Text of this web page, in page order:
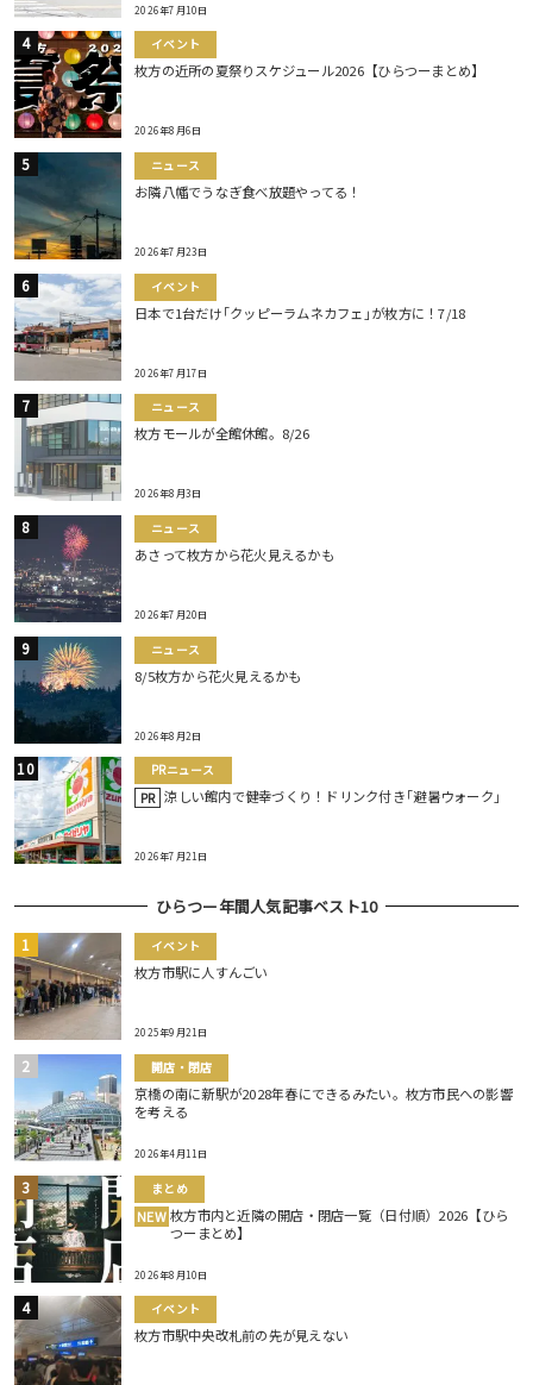
2026年7月10日
イベント
枚方の近所の夏祭りスケジュール2026【ひらつーまとめ】
2026年8月6日
ニュース
お隣八幡でうなぎ食べ放題やってる！
2026年7月23日
イベント
日本で1台だけ｢クッピーラムネカフェ｣が枚方に！7/18
2026年7月17日
ニュース
枚方モールが全館休館。8/26
2026年8月3日
ニュース
あさって枚方から花火見えるかも
2026年7月20日
ニュース
8/5枚方から花火見えるかも
2026年8月2日
PRニュース
PR 涼しい館内で健幸づくり！ドリンク付き｢避暑ウォーク｣
2026年7月21日
ひらつー年間人気記事ベスト10
イベント
枚方市駅に人すんごい
2025年9月21日
開店・閉店
京橋の南に新駅が2028年春にできるみたい。枚方市民への影響
を考える
2026年4月11日
まとめ
NEW 枚方市内と近隣の開店・閉店一覧（日付順）2026【ひら
つーまとめ】
2026年8月10日
イベント
枚方市駅中央改札前の先が見えない